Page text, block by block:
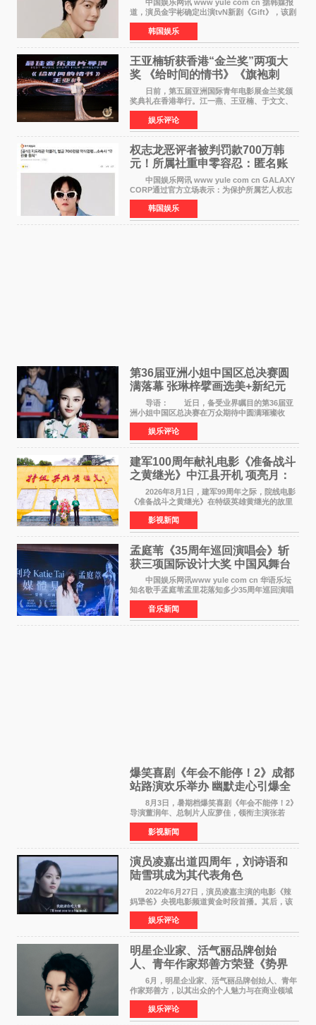
中国娱乐网讯 www yule com cn 据韩媒报
道，演员金宇彬确定出演tvN新剧《Gift》，该剧
预计将于下半年播出，引发观众高度期待。
本剧改编自同名网络漫画，讲述一位经历意外事
故后获得特殊
韩国娱乐
王亚楠斩获香港“金兰奖”两项大
奖 《给时间的情书》《旗袍刺
客》双双获肯定
日前，第五届亚洲国际青年电影展金兰奖颁
奖典礼在香港举行。江一燕、王亚楠、于文文、
李东学等知名演员出席活动。著名演员、导演王
亚楠凭借音乐故事片《给时间的情书》和院线电
影《旗袍刺客》
娱乐评论
权志龙恶评者被判罚款700万韩
元！所属社重申零容忍：匿名账
号也难逃刑责
中国娱乐网讯 www yule com cn GALAXY
CORP通过官方立场表示：为保护所属艺人权志
龙的名誉和权益，将持续对网络上发生的名誉损
害、散布虚假事实、侮辱、恶意诽谤等行为采取
法律应对措施。
韩国娱乐
第36届亚洲小姐中国区总决赛圆
满落幕 张琳梓擘画选美+新纪元
导语： 近日，备受业界瞩目的第36届亚
洲小姐中国区总决赛在万众期待中圆满璀璨收
官。整场盛典汇聚万千芳华，不仅完成了新一届
美丽代言人的加冕选拔，更在行业发展层面带来
颠覆性突破。活动
娱乐评论
建军100周年献礼电影《准备战斗
之黄继光》中江县开机 项亮月：
以光影为笔，书写英雄赞歌
2026年8月1日，建军99周年之际，院线电影
《准备战斗之黄继光》在特级英雄黄继光的故里
——四川省德阳市中江县黄继光出生地正式开
机。本片出品人、总制片人项亮月主持开机仪
式，&zwnj;特级英雄
影视新闻
孟庭苇《35周年巡回演唱会》斩
获三项国际设计大奖 中国风舞台
美学获全球认可
中国娱乐网讯www yule com cn 华语乐坛
知名歌手孟庭苇孟里花落知多少35周年巡回演唱
会再传喜讯。该演唱会先后荣获美国MUSE
Creative Awards白金奖（Platinum Winner）、
英国London Design
音乐新闻
爆笑喜剧《年会不能停！2》成都
站路演欢乐举办 幽默走心引爆全
场共鸣
8月3日，暑期档爆笑喜剧《年会不能停！2》
导演董润年、总制片人应萝佳，领衔主演张若
昀、白客，惊喜出演庄达菲，特别主演孙艺洲，
特别出演田雨，友情出演欧阳奋强出席成都路
演，与观众近距离互
影视新闻
演员凌嘉出道四周年，刘诗语和
陆雪琪成为其代表角色
2022年6月27日，演员凌嘉主演的电影《辣
妈犟爸》央视电影频道黄金时段首播。其后，该
电影在央视电影频道多次复播（2022年8月10
日，2022年9月30日，2023年7月17日，2025年7
月14日）。除了多次复
娱乐评论
明星企业家、活气丽品牌创始
人、青年作家郑善方荣登《势界
POWERCIRCLES》6月刊
6月，明星企业家、活气丽品牌创始人、青年
作家郑善方，以其出众的个人魅力与在商业领域
的卓越建树，成功登上《势界
POWERCIRCLES》，展现了他在时尚与商业领
域的双重影响力。 明星企业家、青
娱乐评论